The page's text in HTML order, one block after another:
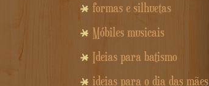
formas e silhuetas
Móbiles musicais
Ideias para batismo
ideias para o dia das mães